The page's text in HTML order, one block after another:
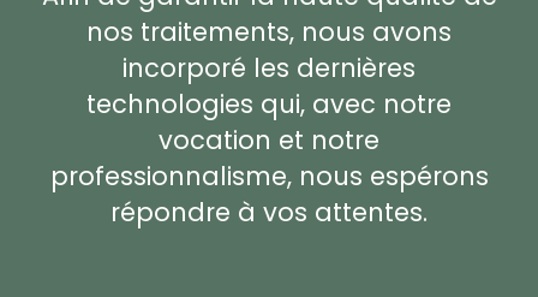
FRANÇAIS
nos traitements, nous avons
incorporé les dernières
technologies qui, avec notre
vocation et notre
professionnalisme, nous espérons
répondre à vos attentes.